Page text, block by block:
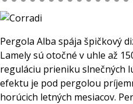
Pergola Alba spája špičkový
Lamely sú otočné v uhle až
reguláciu prieniku slnečných
efektu je pod pergolou
horúcich letných mesiacov.